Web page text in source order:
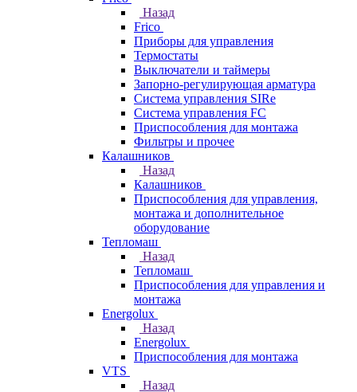
Назад
Frico
Приборы для управления
Термостаты
Выключатели и таймеры
Запорно-регулирующая арматура
Система управления SIRe
Система управления FC
Приспособления для монтажа
Фильтры и прочее
Калашников
Назад
Калашников
Приспособления для управления,
монтажа и дополнительное
оборудование
Тепломаш
Назад
Тепломаш
Приспособления для управления и
монтажа
Energolux
Назад
Energolux
Приспособления для монтажа
VTS
Назад